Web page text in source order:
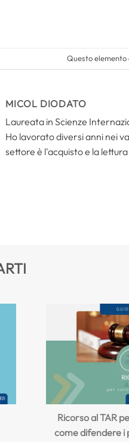
Questo
MICOL DIODATO
Laureata in Scienze
Ho lavorato diversi anni nei
settore è l'acquisto e la
Ricorso al TAR
come difendere i